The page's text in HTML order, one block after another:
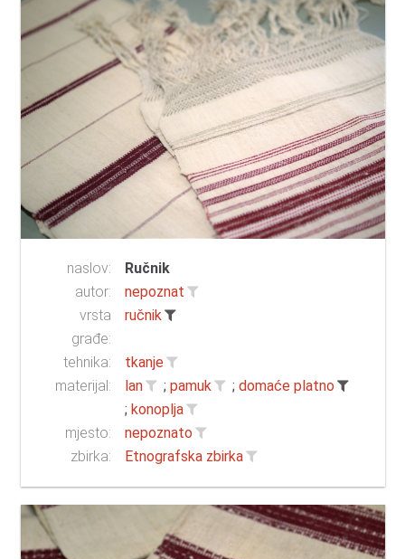
naslov:
Ručnik
autor:
nepoznat
vrsta
građe:
ručnik
tehnika:
tkanje
materijal:
lan ; pamuk ; domaće platno
; konoplja
mjesto:
nepoznato
zbirka:
Etnografska zbirka